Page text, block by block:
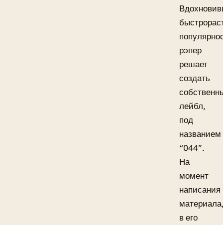
рэпер
решает
создать
лейбл,
под
названием
“044”.
На
момент
написания
в его